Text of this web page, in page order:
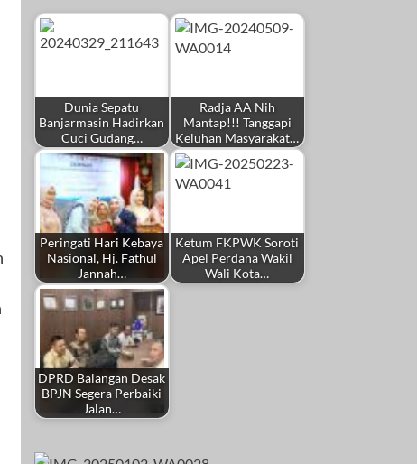
Dunia Sepatu
Banjarmasin Hadirkan
Cuci Gudang…
Radja AA Nih
Mantap!!! Tanggapi
Keluhan Masyarakat…
Peringati Hari Kebaya
Nasional, Hj. Fathul
Jannah…
Ketum FKPWK Soroti
Apel Perdana Wakil
Wali Kota…
DPRD Balangan Desak
BPJN Segera Perbaiki
Jalan…